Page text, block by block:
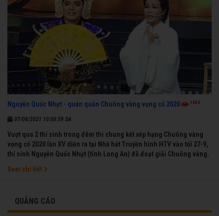
Nguyễn Quốc Nhựt - quán quân Chuông vàng vọng cổ 2020 1692
07/08/2021 10:00:59 SA
Vượt qua 2 thí sinh trong đêm thi chung kết xếp hạng Chuông vàng
vọng cổ 2020 lần XV diễn ra tại Nhà hát Truyền hình HTV vào tối 27-9,
thí sinh Nguyễn Quốc Nhựt (tỉnh Long An) đã đoạt giải Chuông vàng.
Xem chi tiết
QUẢNG CÁO